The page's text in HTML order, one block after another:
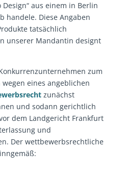
aus einem in Berlin
handele. Diese Angaben
tatsächlich
unserer Mandantin designt
zum
eines angeblichen
zunächst
und sodann gerichtlich
dem Landgericht Frankfurt
und
Der wettbewerbsrechtliche